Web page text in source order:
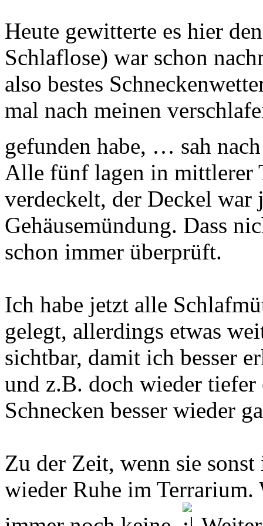
Heute gewitterte es hier
Schlaflose) war schon
also bestes
mal nach meinen
gefunden habe, … sah
Alle fünf lagen in mittlerer
verdeckelt, der Deckel
Gehäusemündung. Dass
schon immer überprüft.
Ich habe jetzt alle
gelegt, allerdings etwas
sichtbar, damit ich besser
und z.B. doch wieder
Schnecken besser wieder
Zu der Zeit, wenn sie
wieder Ruhe im